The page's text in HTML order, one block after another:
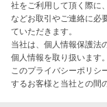
社をご利用して頂く際に
などお取引やご連絡に必
ていただきます。
当社は、個人情報保護法
個人情報を取り扱います。
このプライバシーポリシ